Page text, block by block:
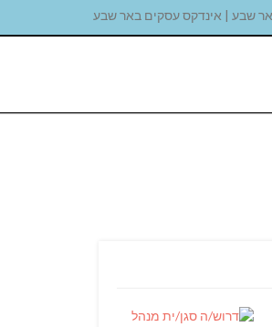
שבע | אינדקס עסקים באר שבע